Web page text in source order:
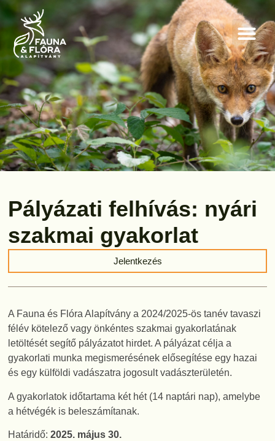
Pályázati felhívás: nyári
szakmai gyakorlat
Jelentkezés
A Fauna és Flóra Alapítvány a 2024/2025-ös tanév tavaszi
félév kötelező vagy önkéntes szakmai gyakorlatának
letöltését segítő pályázatot hirdet. A pályázat célja a
gyakorlati munka megismerésének elősegítése egy hazai
és egy külföldi vadászatra jogosult vadászterületén.
A gyakorlatok időtartama két hét (14 naptári nap), amelybe
a hétvégék is beleszámítanak.
Határidő:2025. május 30.